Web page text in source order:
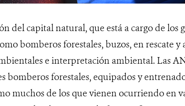
del capital natural, que está a cargo de los
bomberos forestales, buzos, en rescate
e interpretación ambiental. Las
bomberos forestales, equipados y
muchos de los que vienen ocurriendo en